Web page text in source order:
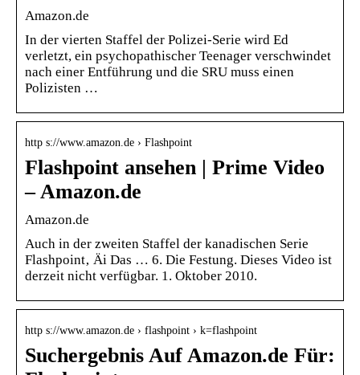
Amazon.de
In der vierten Staffel der Polizei-Serie wird Ed
verletzt, ein psychopathischer Teenager verschwindet
nach einer Entführung und die SRU muss einen
Polizisten …
http s://www.amazon.de › Flashpoint
Flashpoint ansehen | Prime Video
– Amazon.de
Amazon.de
Auch in der zweiten Staffel der kanadischen Serie
Flashpoint‚ Äi Das … 6. Die Festung. Dieses Video ist
derzeit nicht verfügbar. 1. Oktober 2010.
http s://www.amazon.de › flashpoint › k=flashpoint
Suchergebnis Auf Amazon.de Für: